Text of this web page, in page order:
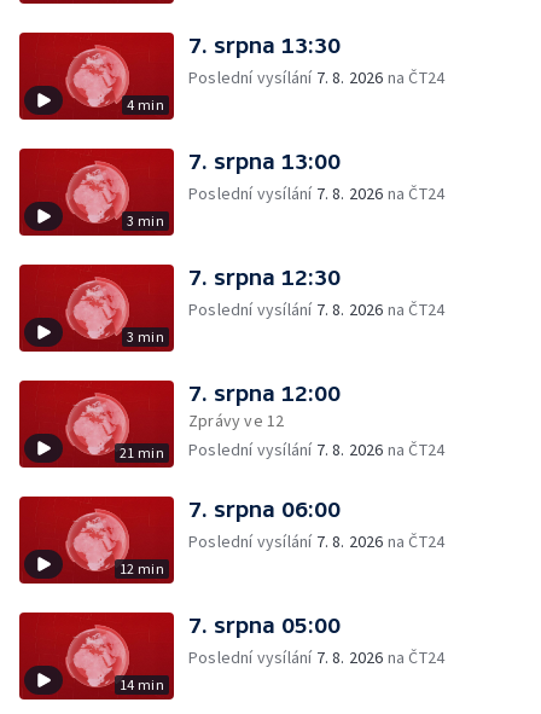
4 min
7. srpna 13:30
Poslední vysílání 7. 8. 2026 na ČT24
3 min
7. srpna 13:00
Poslední vysílání 7. 8. 2026 na ČT24
3 min
7. srpna 12:30
Poslední vysílání 7. 8. 2026 na ČT24
21 min
7. srpna 12:00
Zprávy ve 12
Poslední vysílání 7. 8. 2026 na ČT24
12 min
7. srpna 06:00
Poslední vysílání 7. 8. 2026 na ČT24
14 min
7. srpna 05:00
Poslední vysílání 7. 8. 2026 na ČT24